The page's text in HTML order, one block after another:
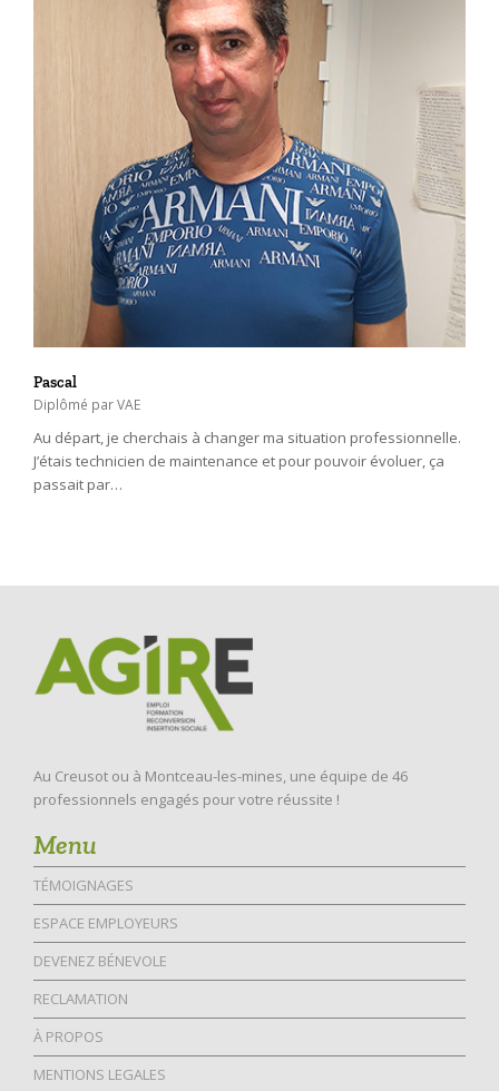
Pascal
Diplômé par VAE
Au départ, je cherchais à changer ma situation professionnelle.
J’étais technicien de maintenance et pour pouvoir évoluer, ça
passait par…
Au Creusot ou à Montceau-les-mines, une équipe de 46
professionnels engagés pour votre réussite !
Menu
TÉMOIGNAGES
ESPACE EMPLOYEURS
DEVENEZ BÉNEVOLE
RECLAMATION
À PROPOS
MENTIONS LEGALES